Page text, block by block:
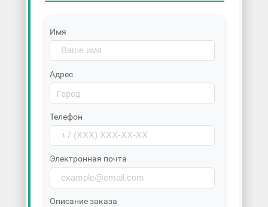
Имя
Адрес
Телефон
Электронная почта
Описание заказа